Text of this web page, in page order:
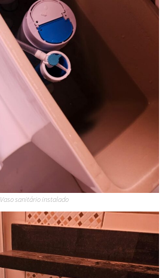
Vaso sanitário instalado